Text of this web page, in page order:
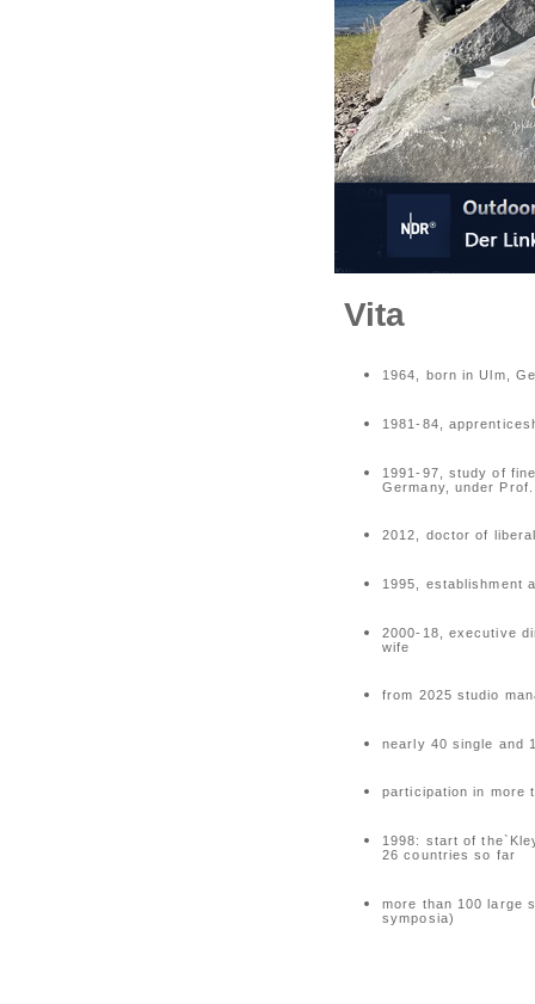
Vita
1964, born
1981-84,
1991-97, study of
Germany, under
2012, doctor of
1995, establishment
2000-18, executive
wife
from 2025 studio
nearly 40 single and
participation in more
1998: start of
26 countries so far
more than 100 large
symposia)